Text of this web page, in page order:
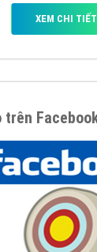
XEM CHI TIẾT
trên